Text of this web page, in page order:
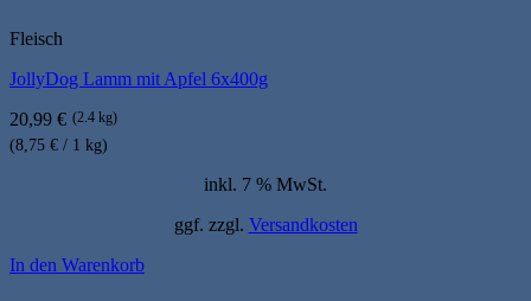
Fleisch
JollyDog Lamm mit Apfel 6x400g
20,99 € (2.4 kg)
(8,75 € / 1 kg)
inkl. 7 % MwSt.
ggf. zzgl. Versandkosten
In den Warenkorb